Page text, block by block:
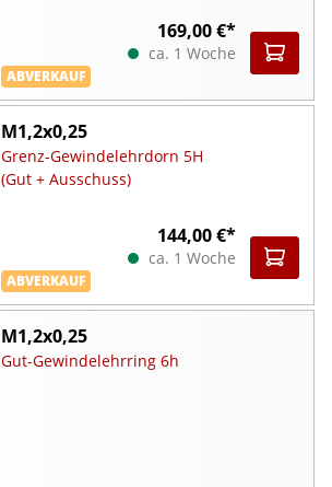
169,00 €*
ca. 1 Woche
ABVERKAUF
M1,2x0,25
Grenz-Gewindelehrdorn 5H
(Gut + Ausschuss)
144,00 €*
ca. 1 Woche
ABVERKAUF
M1,2x0,25
Gut-Gewindelehrring 6h